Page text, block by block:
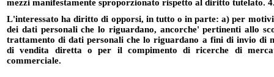
mezzi manifestamente sproporzionato rispetto al diritto tutelato.
L'interessato ha diritto di opporsi, in tutto o in parte: a) per
dei dati personali che lo riguardano, ancorche' pertinenti allo
trattamento di dati personali che lo riguardano a fini di invio di
di vendita diretta o per il compimento di ricerche di
commerciale.